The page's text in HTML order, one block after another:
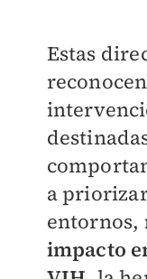
Estas
a
entornos,
impacto